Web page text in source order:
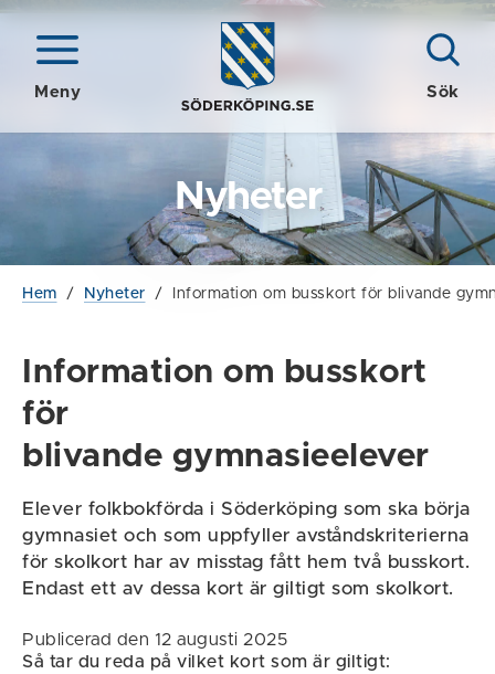
Meny Sök
Nyheter
Hem / Nyheter / Information om busskort för blivande
Information om busskort
för
blivande gymnasieelever
Elever folkbokförda i Söderköping som ska börja
gymnasiet och som uppfyller avståndskriterierna
för skolkort har av misstag fått hem två busskort.
Endast ett av dessa kort är giltigt som skolkort.
Publicerad den 12 augusti 2025
Så tar du reda på vilket kort som är giltigt: